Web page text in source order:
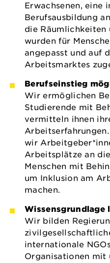
Erwachsenen, eine
Berufsausbildung
die Räumlichkeiten
wurden für
angepasst und auf
Arbeitsmarktes
Berufseinstieg
Wir ermöglichen
Studierende mit
vermitteln ihnen
wir
Arbeitsplätze an
Menschen mit
um Inklusion am
machen.
Wissensgrundlage
Wir bilden
internationale
Organisationen mit